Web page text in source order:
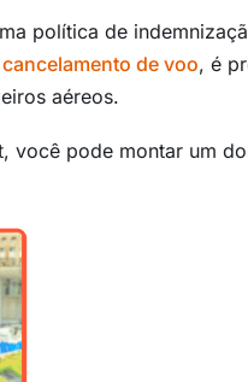
política de
de voo, é
aéreos.
você pode montar um